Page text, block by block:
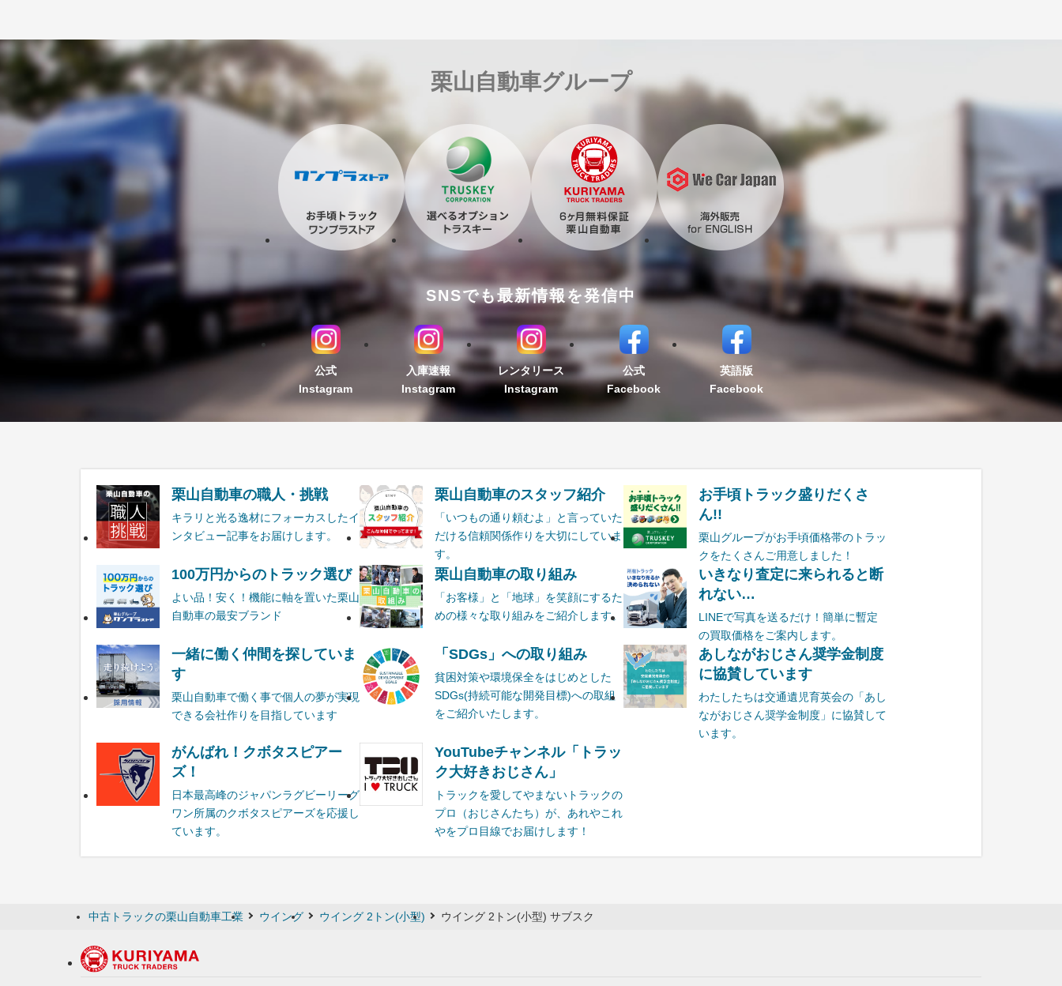
栗山自動車グループ
SNSでも最新情報を発信中
公式
Instagram
入庫速報
Instagram
レンタリース
Instagram
公式
Facebook
英語版
Facebook
栗山自動車の職人・挑戦
キラリと光る逸材にフォーカスしたイ
ンタビュー記事をお届けします。
栗山自動車のスタッフ紹介
「いつもの通り頼むよ」と言っていた
だける信頼関係作りを大切にしていま
す。
お手頃トラック盛りだくさ
ん!!
栗山グループがお手頃価格帯のトラッ
クをたくさんご用意しました！
100万円からのトラック選び
よい品！安く！機能に軸を置いた栗山
自動車の最安ブランド
栗山自動車の取り組み
「お客様」と「地球」を笑顔にするた
めの様々な取り組みをご紹介します。
いきなり査定に来られると断
れない…
LINEで写真を送るだけ！簡単に暫定
の買取価格をご案内します。
一緒に働く仲間を探していま
す
栗山自動車で働く事で個人の夢が実現
できる会社作りを目指しています
「SDGs」への取り組み
貧困対策や環境保全をはじめとした
SDGs(持続可能な開発目標)への取組
をご紹介いたします。
あしながおじさん奨学金制度
に協賛しています
わたしたちは交通遺児育英会の「あし
ながおじさん奨学金制度」に協賛して
います。
がんばれ！クボタスピアー
ズ！
日本最高峰のジャパンラグビーリーグ
ワン所属のクボタスピアーズを応援し
ています。
YouTubeチャンネル「トラッ
ク大好きおじさん」
トラックを愛してやまないトラックの
プロ（おじさんたち）が、あれやこれ
やをプロ目線でお届けします！
中古トラックの栗山自動車工業 ウイング ウイング 2トン(小型) ウイング 2トン(小型) サブスク